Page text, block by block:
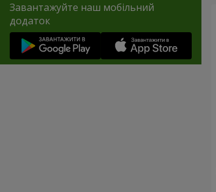
Завантажуйте наш мобільний
додаток